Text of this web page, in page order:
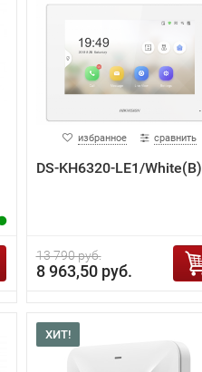
избранное сравнить
DS-KH6320-LE1/White(B)
13 790 руб.
8 963,50 руб.
ХИТ!